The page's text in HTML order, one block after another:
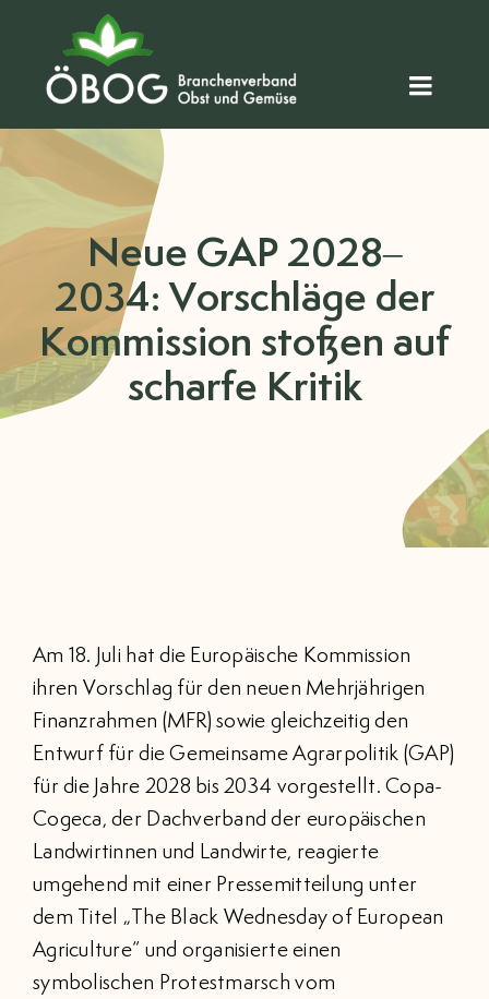
springen
HOME
ÜBER UNS
MITGLIEDER
AKTUELLES
KONTAKT
MITGLIEDERBEREICH
Suche
Neue GAP 2028–
2034: Vorschläge der
Kommission stoßen auf
scharfe Kritik
Am 18. Juli hat die Europäische Kommission
ihren Vorschlag für den neuen Mehrjährigen
Finanzrahmen (MFR) sowie gleichzeitig den
Entwurf für die Gemeinsame Agrarpolitik (GAP)
für die Jahre 2028 bis 2034 vorgestellt. Copa-
Cogeca, der Dachverband der europäischen
Landwirtinnen und Landwirte, reagierte
umgehend mit einer Pressemitteilung unter
dem Titel „The Black Wednesday of European
Agriculture“ und organisierte einen
symbolischen Protestmarsch vom